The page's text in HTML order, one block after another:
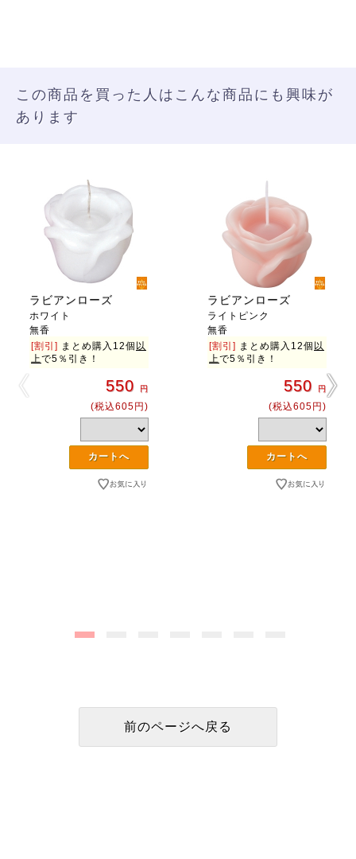
この商品を買った人はこんな商品にも興味が
あります
ラビアンローズ
ホワイト
無香
[割引] まとめ購入12個 以
上で5％引き！
550 円
(税込605円)
ラビアンローズ
ライトピンク
無香
[割引] まとめ購入12個 以
上で5％引き！
550 円
(税込605円)